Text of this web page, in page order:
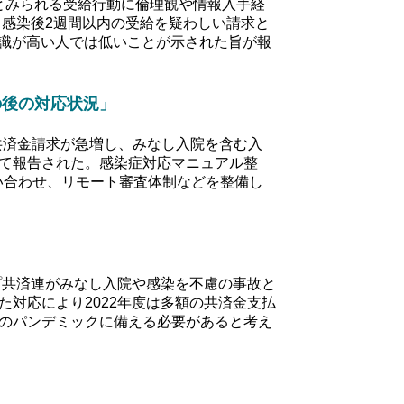
られる受給行動に倫理観や情報入手経
染後2週間以内の受給を疑わしい請求と
が高い人では低いことが示された旨が報
の対応状況」
金請求が急増し、みなし入院を含む入
報告された。感染症対応マニュアル整
わせ、リモート審査体制などを整備し
済連がみなし入院や感染を不慮の事故と
対応により2022年度は多額の共済金支払
パンデミックに備える必要があると考え